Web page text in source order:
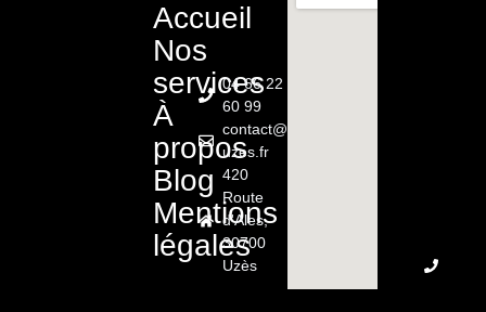
Accueil
Nos
services
À
propos
Blog
Mentions
légales
04 66 22
60 99
contact@renault-
uzes.fr
420
Route
d'Ales,
30700
Uzès